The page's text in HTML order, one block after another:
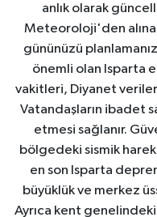
anlık olarak
Meteoroloji'den
gününüzü
önemli olan Isparta
vakitleri, Diyanet
Vatandaşların ibadet
etmesi sağlanır.
bölgedeki sismik
en son Isparta
büyüklük ve merkez
Ayrıca kent